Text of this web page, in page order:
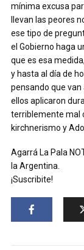
mínima excusa
llevan las peores
ese tipo de
el Gobierno haga
que es esa
y hasta al día de
pensando que
ellos aplicaron
terriblemente mal
kirchnerismo y
Agarrá La Pala
la Argentina.
¡Suscribite!